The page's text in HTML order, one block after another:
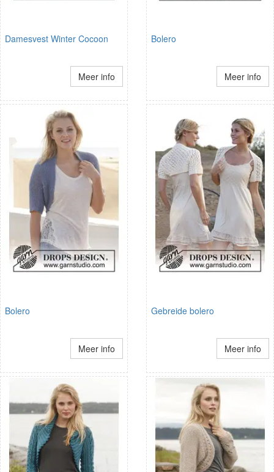
Damesvest Winter Cocoon
Meer info
Bolero
Meer info
Bolero
Meer info
Gebreide bolero
Meer info